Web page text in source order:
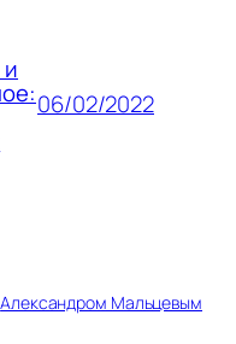
06/02/2022
Александром Мальцевым